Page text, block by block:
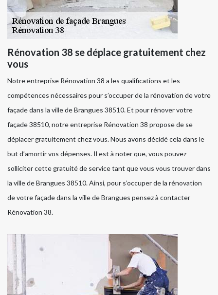
Rénovation 38 se déplace gratuitement chez
vous
Notre entreprise Rénovation 38 a les qualifications et les
compétences nécessaires pour s’occuper de la rénovation de votre
façade dans la ville de Brangues 38510. Et pour rénover votre
façade 38510, notre entreprise Rénovation 38 propose de se
déplacer gratuitement chez vous. Nous avons décidé cela dans le
but d’amortir vos dépenses. Il est à noter que, vous pouvez
solliciter cette gratuité de service tant que vous vous trouver dans
la ville de Brangues 38510. Ainsi, pour s’occuper de la rénovation
de votre façade dans la ville de Brangues pensez à contacter
Rénovation 38.